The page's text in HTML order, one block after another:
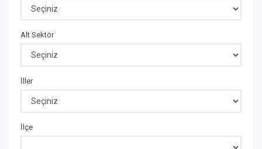
Alt Sektör
İller
İlçe